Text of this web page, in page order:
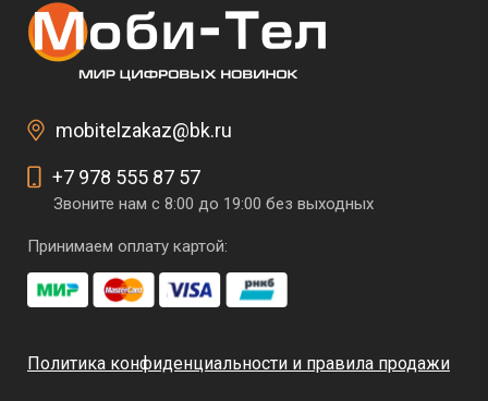
mobitelzakaz@bk.ru
+7 978 555 87 57
Звоните нам с 8:00 до 19:00 без выходных
Принимаем оплату картой:
Политика конфиденциальности и правила продажи